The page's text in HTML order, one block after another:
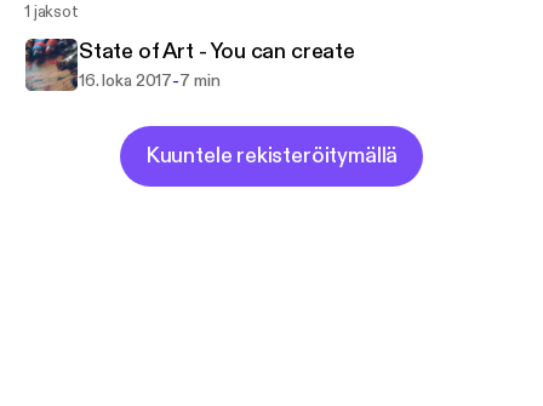
1 jaksot
State of Art - You can create
16. loka 2017-7 min
Kuuntele rekisteröitymällä